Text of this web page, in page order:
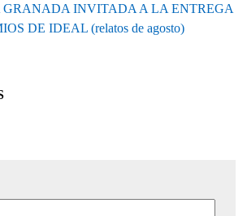
GRANADA INVITADA A LA ENTREGA
DE IDEAL (relatos de agosto)